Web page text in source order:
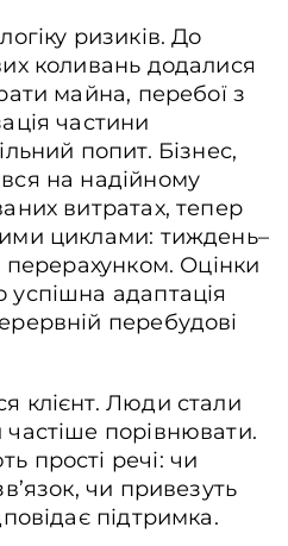
ризиків. До
коливань додалися
майна, перебої з
частини
попит. Бізнес,
на надійному
витратах, тепер
циклами: тиждень–
перерахунком. Оцінки
адаптація
перебудові
клієнт. Люди стали
порівнювати.
прості речі: чи
чи привезуть
підтримка.